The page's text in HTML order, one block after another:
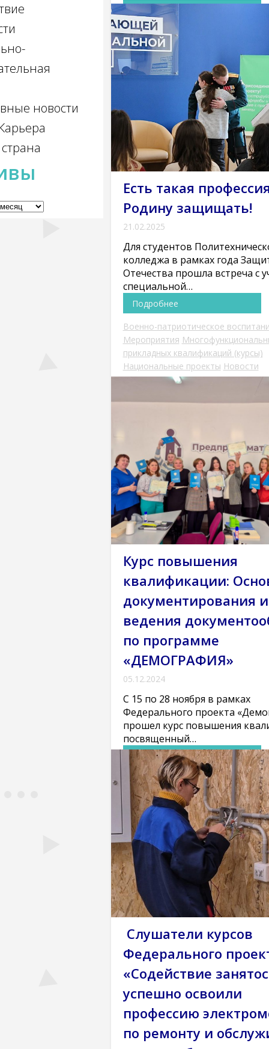
новости
Подробнее
Многофункциональный центр
квалификаций (курсы)
Новости
Содействие занятости
Есть такая
Родину защищать!
21.02.2025
Для студентов
колледжа в рамках года
Отечества прошла встреча с
специальной…
Подробнее
Военно-патриотическое
Мероприятия
прикладных квалификаций (курсы)
Национальные проекты Новости
Курс повышения
квалификации:
документирования и
ведения
по программе
«ДЕМОГРАФИЯ»
05.12.2024
С 15 по 28 ноября в рамках
Федерального проекта
прошел курс повышения
посвященный…
Подробнее
Многофункциональный центр
квалификаций (курсы)
Новости Содействие занятости
Слушатели курсов
Федерального
«Содействие
успешно освоили
профессию
по ремонту и